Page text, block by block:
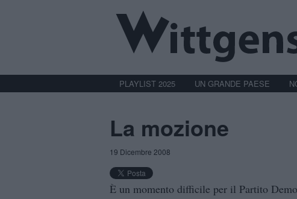
PLAYLIST 2025 UN GRANDE PAESE
La mozione
19 Dicembre 2008
È un momento difficile per il Partito